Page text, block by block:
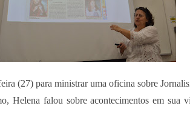
(27) para ministrar uma oficina sobre
Helena falou sobre acontecimentos em sua